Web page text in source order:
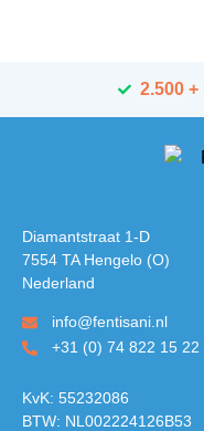
2.500 +
Diamantstraat 1-D
7554 TA Hengelo (O)
Nederland
info@fentisani.nl
+31 (0) 74 822 15 22
KvK: 55232086
BTW: NL002224126B53